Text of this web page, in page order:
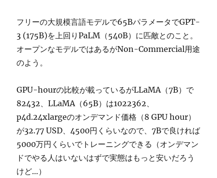
フリーの大規模言語モデルで65BパラメータでGPT-
3 (175B)を上回りPaLM（540B）に匹敵とのこと。
オープンなモデルではあるがNon-Commercial用途
のよう。
GPU-hourの比較が載っているがLLaMA（7B）で
82432、LLaMA（65B）は1022362、
p4d.24xlargeのオンデマンド価格（8 GPU hour）
が32.77 USD、4500円くらいなので、7Bで良ければ
5000万円くらいでトレーニングできる（オンデマン
ドでやる人はいないはずで実態はもっと安いだろう
けど…）